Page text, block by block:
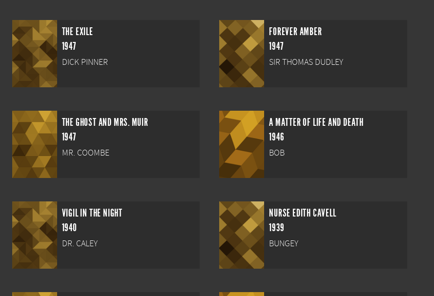
THE EXILE
1947
DICK PINNER
FOREVER AMBER
1947
SIR THOMAS DUDLEY
THE GHOST AND MRS. MUIR
1947
MR. COOMBE
A MATTER OF LIFE AND DEATH
1946
BOB
VIGIL IN THE NIGHT
1940
DR. CALEY
NURSE EDITH CAVELL
1939
BUNGEY